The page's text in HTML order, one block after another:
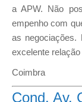
a APW. Não
empenho com
as negociações.
excelente
Coimbra
Cond. Av.